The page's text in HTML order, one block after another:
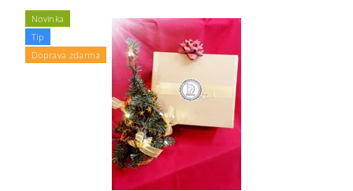
Novinka
Tip
Doprava zdarma